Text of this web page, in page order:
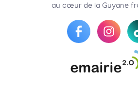
au cœur de la Guyane